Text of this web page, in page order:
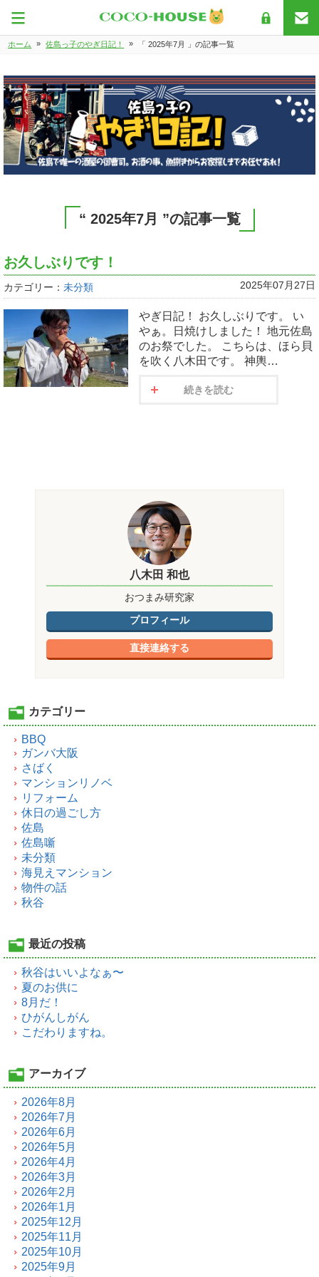
ホーム » 佐島っ子のやぎ日記！ » 「 2025年7月 」の記事一覧
“ 2025年7月 ”の記事一覧
お久しぶりです！
カテゴリー： 未分類 2025年07月27日
やぎ日記！ お久しぶりです。 い
やぁ。日焼けしました！ 地元佐島
のお祭でした。 こちらは、ほら貝
を吹く八木田です。 神輿…
続きを読む
八木田 和也
おつまみ研究家
プロフィール
直接連絡する
カテゴリー
BBQ
ガンバ大阪
さばく
マンションリノベ
リフォーム
休日の過ごし方
佐島
佐島噺
未分類
海見えマンション
物件の話
秋谷
最近の投稿
秋谷はいいよなぁ〜
夏のお供に
8月だ！
ひがんしがん
こだわりますね。
アーカイブ
2026年8月
2026年7月
2026年6月
2026年5月
2026年4月
2026年3月
2026年2月
2026年1月
2025年12月
2025年11月
2025年10月
2025年9月